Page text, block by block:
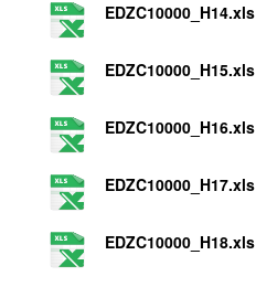
EDZC10000_H14.xls
EDZC10000_H15.xls
EDZC10000_H16.xls
EDZC10000_H17.xls
EDZC10000_H18.xls